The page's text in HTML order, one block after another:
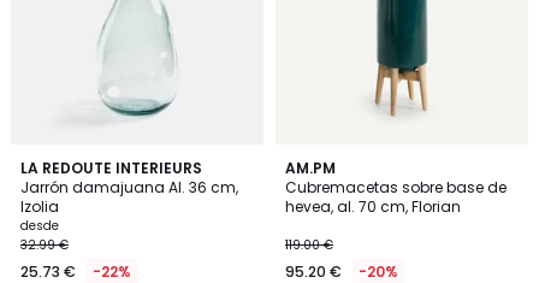
LA REDOUTE INTERIEURS
Jarrón damajuana Al. 36 cm,
Izolia
desde
32.99 €
25.73 € -22%
4,6
/ 5
3
Colores
AM.PM
Cubremacetas sobre base de
hevea, al. 70 cm, Florian
119.00 €
95.20 € -20%
4,2
/ 5